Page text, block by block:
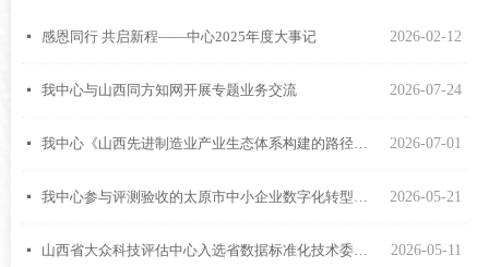
2026-02-12
넷 感恩同行 共启新程——中心2025年度大事记
2026-07-24
넷 我中心与山西同方知网开展专题业务交流
2026-07-01
넷 我中心《山西先进制造业产业生态体系构建的路径和政策研究》课题顺利通过结题评审
2026-05-21
넷 我中心参与评测验收的太原市中小企业数字化转型城市试点，顺利通过工信部终期验收
2026-05-11
넷 山西省大众科技评估中心入选省数据标准化技术委员会数据标注行业应用组成员单位